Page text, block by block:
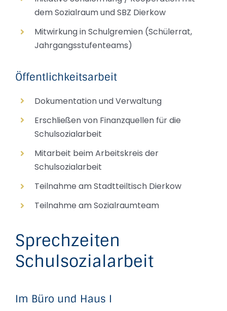
dem Sozialraum und SBZ Dierkow
Mitwirkung in Schulgremien (Schülerrat,
Jahrgangsstufenteams)
Öffentlichkeitsarbeit
Dokumentation und Verwaltung
Erschließen von Finanzquellen für die
Schulsozialarbeit
Mitarbeit beim Arbeitskreis der
Schulsozialarbeit
Teilnahme am Stadtteiltisch Dierkow
Teilnahme am Sozialraumteam
Sprechzeiten
Schulsozialarbeit
Im Büro und Haus I